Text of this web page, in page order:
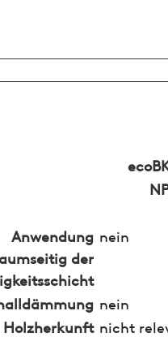
Anwendung
der
nein
nein
Holzherkunft nicht